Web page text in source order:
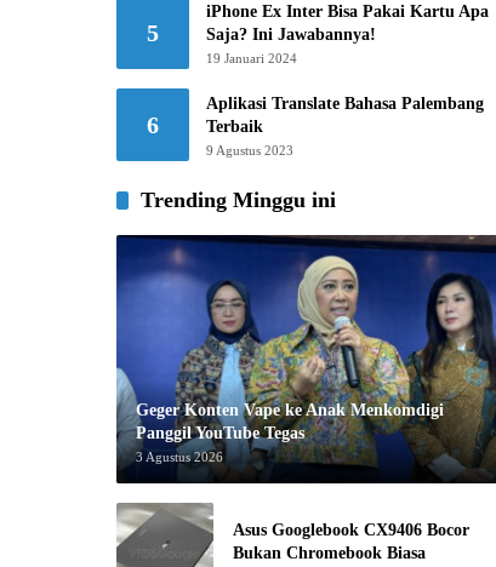
5
iPhone Ex Inter Bisa Pakai Kartu Apa
Saja? Ini Jawabannya!
19 Januari 2024
6
Aplikasi Translate Bahasa Palembang
Terbaik
9 Agustus 2023
Trending Minggu ini
Geger Konten Vape ke Anak Menkomdigi
Panggil YouTube Tegas
3 Agustus 2026
Asus Googlebook CX9406 Bocor
Bukan Chromebook Biasa